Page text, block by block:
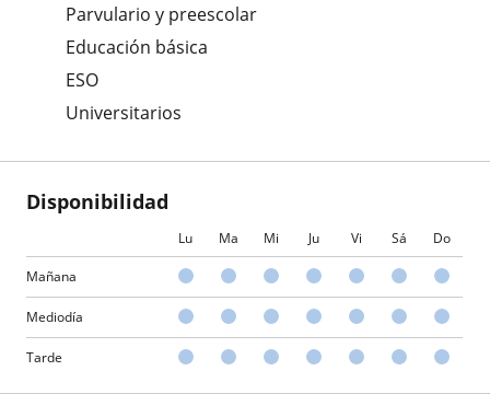
Parvulario y preescolar
Educación básica
ESO
Universitarios
Disponibilidad
Lu Ma Mi Ju Vi Sá Do
Mañana
Mediodía
Tarde